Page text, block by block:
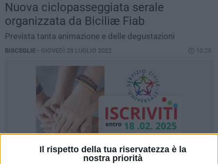
Il rispetto della tua riservatezza è la
nostra priorità
Nuova ciclopasseggiata serale
organizzata da Biciliæ Fiab
Prevista tanta animazione e delle degustazioni
BISCEGLIE - GIOVEDÌ 28 LUGLIO 2022 10.25